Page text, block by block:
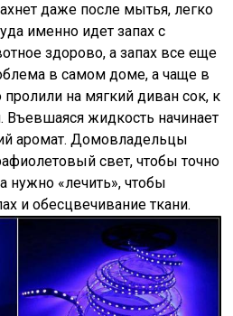
даже после мытья, легко
именно идет запах с
здорово, а запах все еще
в самом доме, а чаще в
на мягкий диван сок, к
Въевшаяся жидкость начинает
аромат. Домовладельцы
свет, чтобы точно
нужно «лечить», чтобы
и обесцвечивание ткани.